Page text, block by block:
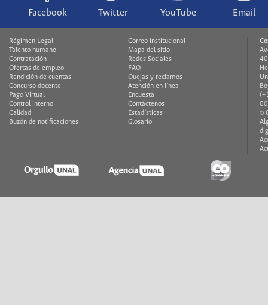
Facebook Twitter YouTube Email
Régimen Legal
Talento humano
Contratación
Ofertas de empleo
Rendición de cuentas
Concurso docente
Pago Virtual
Control interno
Calidad
Buzón de notificaciones
Correo institucional
Mapa del sitio
Redes Sociales
FAQ
Quejas y reclamos
Atención en línea
Encuesta
Contáctenos
Estadísticas
Glosario
©